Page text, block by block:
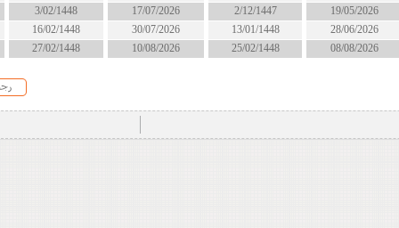
2/12/1447
13/01/1448
25/02/1448
17/07/2026
30/07/2026
10/08/2026
3/02/1448
16/02/1448
27/02/1448